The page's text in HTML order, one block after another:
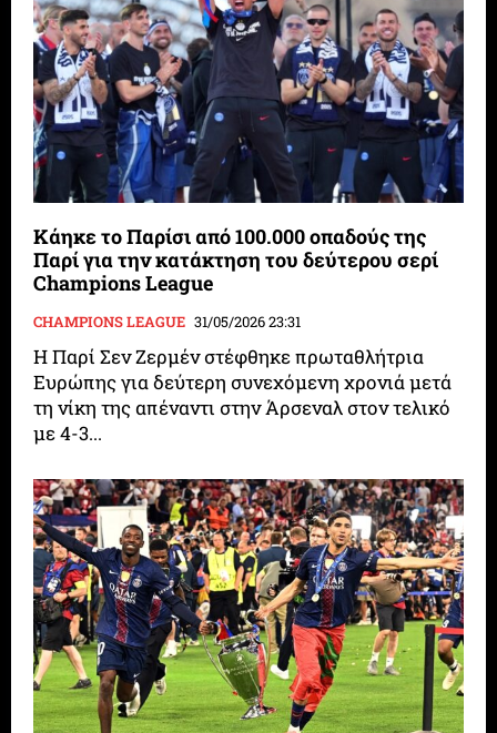
Κάηκε το Παρίσι από 100.000 οπαδούς της
Παρί για την κατάκτηση του δεύτερου σερί
Champions League
CHAMPIONS LEAGUE 31/05/2026 23:31
Η Παρί Σεν Ζερμέν στέφθηκε πρωταθλήτρια
Ευρώπης για δεύτερη συνεχόμενη χρονιά μετά
τη νίκη της απέναντι στην Άρσεναλ στον τελικό
με 4-3...